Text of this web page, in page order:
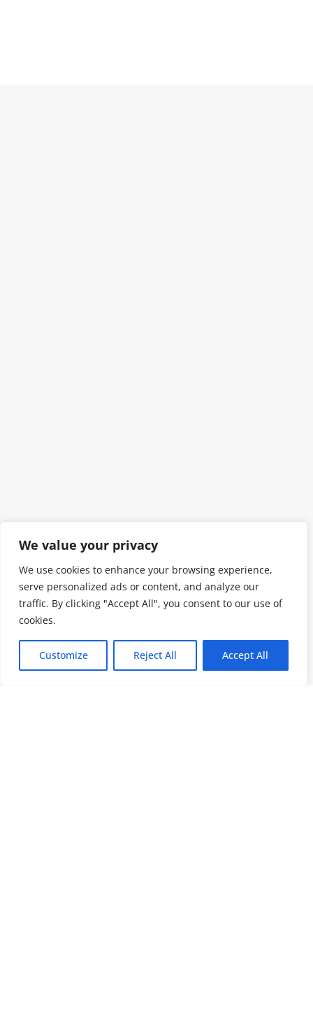
We value your privacy
We use cookies to enhance your browsing experience,
serve personalized ads or content, and analyze our
traffic. By clicking "Accept All", you consent to our use of
cookies.
Customize Reject All Accept All